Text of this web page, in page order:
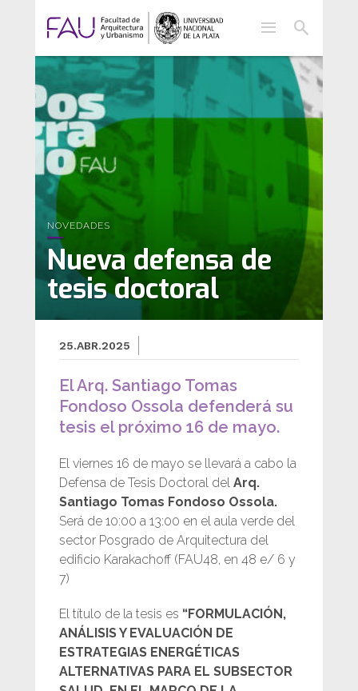
menu search
NOVEDADES
Nueva defensa de
tesis doctoral
25.ABR.2025
El Arq. Santiago Tomas
Fondoso Ossola defenderá su
tesis el próximo 16 de mayo.
El viernes 16 de mayo se llevará a cabo la
Defensa de Tesis Doctoral del Arq.
Santiago Tomas Fondoso Ossola.
Será de 10:00 a 13:00 en el aula verde del
sector Posgrado de Arquitectura del
edificio Karakachoff (FAU48, en 48 e/ 6 y
7)
El título de la tesis es “FORMULACIÓN,
ANÁLISIS Y EVALUACIÓN DE
ESTRATEGIAS ENERGÉTICAS
ALTERNATIVAS PARA EL SUBSECTOR